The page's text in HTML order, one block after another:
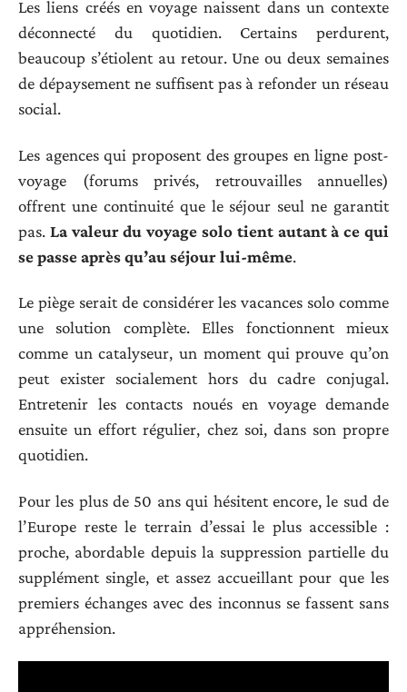
Les liens créés en voyage naissent dans un contexte
déconnecté du quotidien. Certains perdurent,
beaucoup s’étiolent au retour. Une ou deux semaines
de dépaysement ne suffisent pas à refonder un réseau
social.
Les agences qui proposent des groupes en ligne post-
voyage (forums privés, retrouvailles annuelles)
offrent une continuité que le séjour seul ne garantit
pas. La valeur du voyage solo tient autant à ce qui
se passe après qu’au séjour lui-même.
Le piège serait de considérer les vacances solo comme
une solution complète. Elles fonctionnent mieux
comme un catalyseur, un moment qui prouve qu’on
peut exister socialement hors du cadre conjugal.
Entretenir les contacts noués en voyage demande
ensuite un effort régulier, chez soi, dans son propre
quotidien.
Pour les plus de 50 ans qui hésitent encore, le sud de
l’Europe reste le terrain d’essai le plus accessible :
proche, abordable depuis la suppression partielle du
supplément single, et assez accueillant pour que les
premiers échanges avec des inconnus se fassent sans
appréhension.